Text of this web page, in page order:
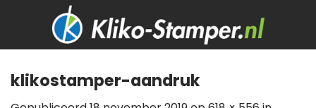
klikostamper-aandruk